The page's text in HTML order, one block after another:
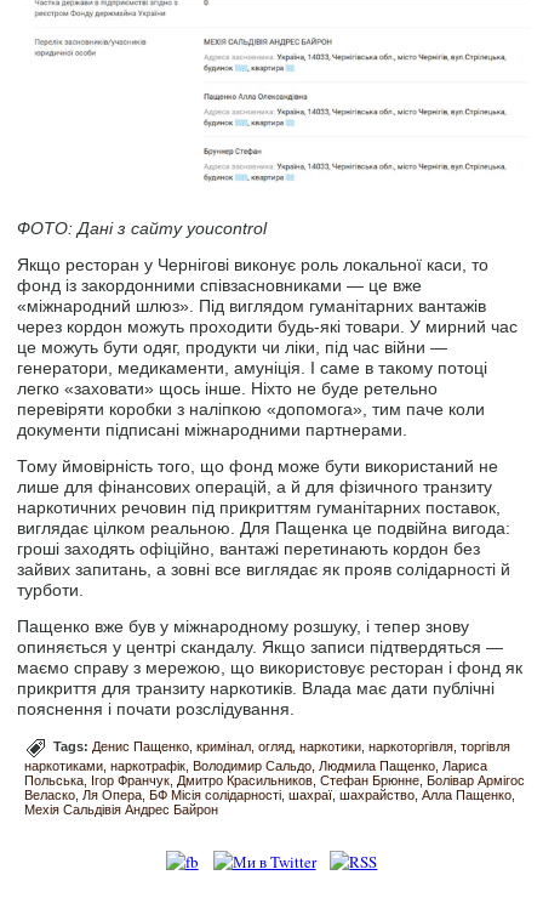
ФОТО: Дані з сайту youcontrol
Якщо ресторан у Чернігові виконує роль локальної каси, то
фонд із закордонними співзасновниками — це вже
«міжнародний шлюз». Під виглядом гуманітарних вантажів
через кордон можуть проходити будь-які товари. У мирний час
це можуть бути одяг, продукти чи ліки, під час війни —
генератори, медикаменти, амуніція. І саме в такому потоці
легко «заховати» щось інше. Ніхто не буде ретельно
перевіряти коробки з наліпкою «допомога», тим паче коли
документи підписані міжнародними партнерами.
Тому ймовірність того, що фонд може бути використаний не
лише для фінансових операцій, а й для фізичного транзиту
наркотичних речовин під прикриттям гуманітарних поставок,
виглядає цілком реальною. Для Пащенка це подвійна вигода:
гроші заходять офіційно, вантажі перетинають кордон без
зайвих запитань, а зовні все виглядає як прояв солідарності й
турботи.
Пащенко вже був у міжнародному розшуку, і тепер знову
опиняється у центрі скандалу. Якщо записи підтвердяться —
маємо справу з мережою, що використовує ресторан і фонд як
прикриття для транзиту наркотиків. Влада має дати публічні
пояснення і почати розслідування.
Tags: Денис Пащенко кримінал огляд наркотики наркоторгівля торгівля
наркотиками наркотрафік Володимир Сальдо Людмила Пащенко Лариса
Польська Ігор Франчук Дмитро Красильников Стефан Брюнне Болівар Армігос
Веласко Ля Опера БФ Місія солідарності шахраї шахрайство Алла Пащенко
Мехія Сальдівія Андрес Байрон